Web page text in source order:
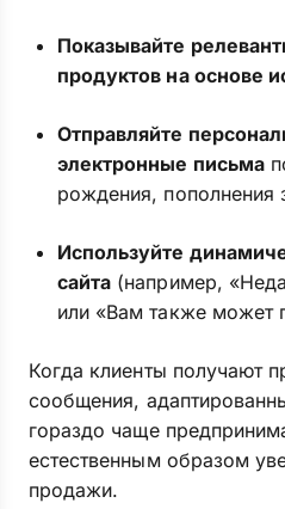
Показывайте
продуктов на основе
Отправляйте
электронные письма
рождения, пополнения
Используйте
сайта (например,
или «Вам также может
Когда клиенты получают
сообщения,
гораздо чаще
естественным образом
продажи.